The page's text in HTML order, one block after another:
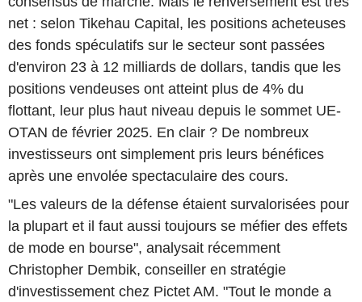
net : selon Tikehau Capital, les positions acheteuses
des fonds spéculatifs sur le secteur sont passées
d'environ 23 à 12 milliards de dollars, tandis que les
positions vendeuses ont atteint plus de 4% du
flottant, leur plus haut niveau depuis le sommet UE-
OTAN de février 2025. En clair ? De nombreux
investisseurs ont simplement pris leurs bénéfices
après une envolée spectaculaire des cours.
"Les valeurs de la défense étaient survalorisées pour
la plupart et il faut aussi toujours se méfier des effets
de mode en bourse", analysait récemment
Christopher Dembik, conseiller en stratégie
d'investissement chez Pictet AM. "Tout le monde a